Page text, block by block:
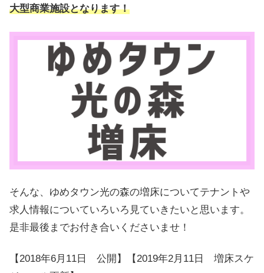
大型商業施設となります！
そんな、ゆめタウン光の森の増床についてテナントや
求人情報についていろいろ見ていきたいと思います。
是非最後までお付き合いくださいませ！
【2018年6月11日 公開】【2019年2月11日 増床スケ